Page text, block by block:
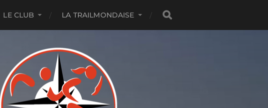
LE CLUB LA TRAILMONDAISE